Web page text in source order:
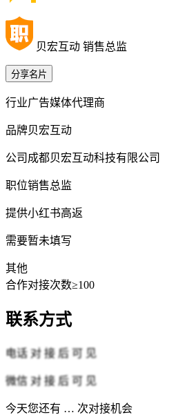
贝宏互动 销售总监
分享名片
行业广告媒体代理商
品牌贝宏互动
公司 成都贝宏互动科技有限公司
职位销售总监
提供小红书高返
需要暂未填写
其他
合作对接次数≥100
联系方式
电话 对 接 后 可 见
微信 对 接 后 可 见
今天您还有 … 次对接机会